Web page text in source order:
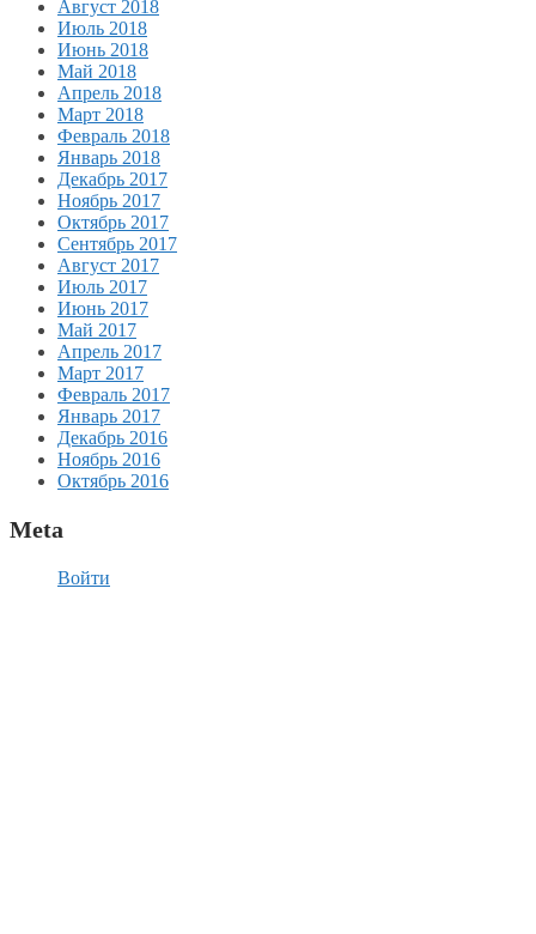
Август 2018
Июль 2018
Июнь 2018
Май 2018
Апрель 2018
Март 2018
Февраль 2018
Январь 2018
Декабрь 2017
Ноябрь 2017
Октябрь 2017
Сентябрь 2017
Август 2017
Июль 2017
Июнь 2017
Май 2017
Апрель 2017
Март 2017
Февраль 2017
Январь 2017
Декабрь 2016
Ноябрь 2016
Октябрь 2016
Meta
Войти